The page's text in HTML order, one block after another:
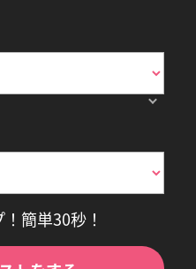
簡単30秒！